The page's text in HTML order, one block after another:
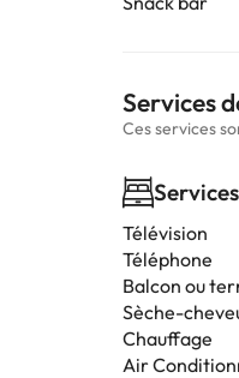
Services
Ces services
Télévision
Téléphone
Balcon ou
Sèche-
Chauffage
Air